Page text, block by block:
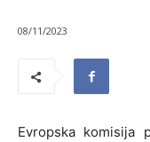
08/11/2023
Evropska komisija